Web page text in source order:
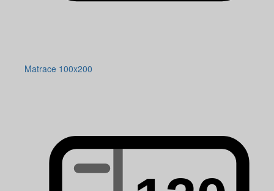
Matrace 100x200